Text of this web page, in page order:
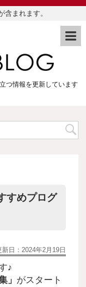
含まれます。
つ情報を更新しています
すめプログ
新日： 2024年2月19日
♪
」 がスタート